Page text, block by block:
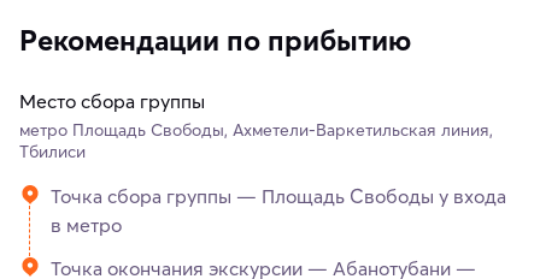
Рекомендации по прибытию
Место сбора группы
метро Площадь Свободы, Ахметели-Варкетильская линия,
Тбилиси
Точка сбора группы — Площадь Свободы у входа
в метро
Точка окончания экскурсии — Абанотубани —